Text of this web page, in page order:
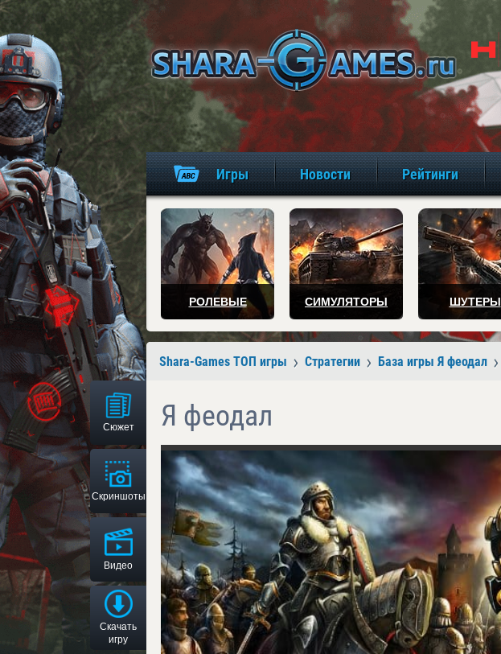
Игры Новости Рейтинги
РОЛЕВЫЕ СИМУЛЯТОРЫ ШУТЕРЫ
Shara-Games ТОП игры Стратегии База игры Я феодал
Сюжет
Скриншоты
Видео
Скачать
игру
Я феодал